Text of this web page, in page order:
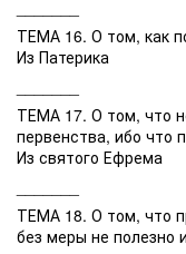
ТЕМА 16. О том, как
Из Патерика
ТЕМА 17. О том, что
первенства, ибо что
Из святого Ефрема
ТЕМА 18. О том, что
без меры не полезно